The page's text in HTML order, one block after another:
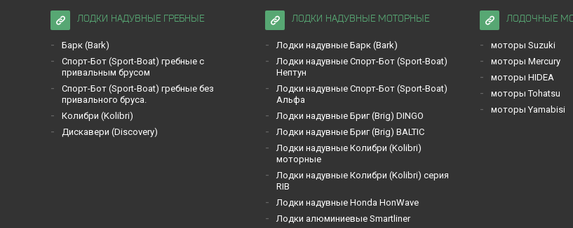
ЛОДКИ НАДУВНЫЕ ГРЕБНЫЕ
Барк (Bark)
Спорт-Бот (Sport-Boat) гребные с
привальным брусом
Спорт-Бот (Sport-Boat) гребные без
привального бруса.
Кoлибри (Kolibri)
Дискавери (Discoverу)
ЛОДКИ НАДУВНЫЕ МОТОРНЫЕ
Лодки надувные Барк (Bark)
Лодки надувные Спорт-Бот (Sport-Boat)
Нептун
Лодки надувные Спорт-Бот (Sport-Boat)
Альфа
Лодки надувные Бриг (Brig) DINGO
Лодки надувные Бриг (Brig) BALTIC
Лодки надувные Кoлибри (Kolibri)
моторные
Лодки надувные Кoлибри (Kolibri) серия
RIB
Лодки надувные Honda HonWave
Лодки алюминиевые Smartliner
ЛОДОЧНЫЕ
моторы Suzuki
моторы Mercury
моторы HIDEA
моторы Tohatsu
моторы Yamabisi